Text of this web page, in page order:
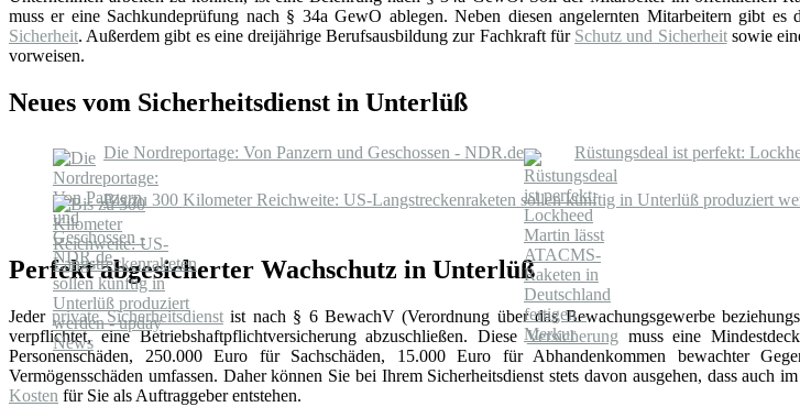
muss er eine Sachkundeprüfung nach § 34a GewO ablegen. Neben diesen angelernten Mitarbeitern gibt
Sicherheit. Außerdem gibt es eine dreijährige Berufsausbildung zur Fachkraft für Schutz und Sicherheitsowie
vorweisen.
Neues vom Sicherheitsdienst in Unterlüß
Die Nordreportage: Von Panzern und Geschossen - NDR.de Rüstungsdeal ist perfekt:
Bis zu 300 Kilometer Reichweite: US-Langstreckenraketen sollen künftig in Unterlüß produziert
Perfekt abgesicherter Wachschutz in Unterlüß
Jederprivate Sicherheitsdienstist nach § 6 BewachV (Verordnung über das Bewachungsgewerbe
verpflichtet, eine Betriebshaftpflichtversicherung abzuschließen. DieseVersicherung muss eine
Personenschäden, 250.000 Euro für Sachschäden, 15.000 Euro für Abhandenkommen bewachter
Vermögensschäden umfassen. Daher können Sie bei Ihrem Sicherheitsdienst stets davon ausgehen, dass auch
Kosten für Sie als Auftraggeber entstehen.